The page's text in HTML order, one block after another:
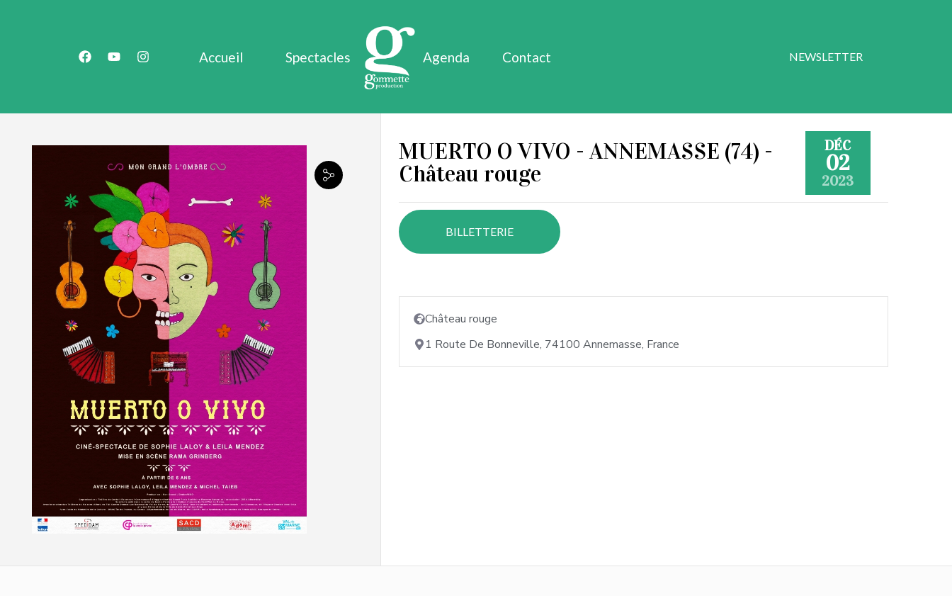
Accueil Spectacles Agenda Contact NEWSLETTER
MUERTO O VIVO - ANNEMASSE (74) -
Château rouge
DÉC
02
2023
BILLETTERIE
Château rouge
1 Route De Bonneville, 74100 Annemasse, France